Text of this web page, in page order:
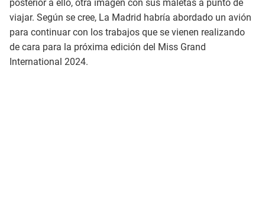
posterior a ello, otra imagen con sus maletas a punto de
viajar. Según se cree, La Madrid habría abordado un avión
para continuar con los trabajos que se vienen realizando
de cara para la próxima edición del Miss Grand
International 2024.